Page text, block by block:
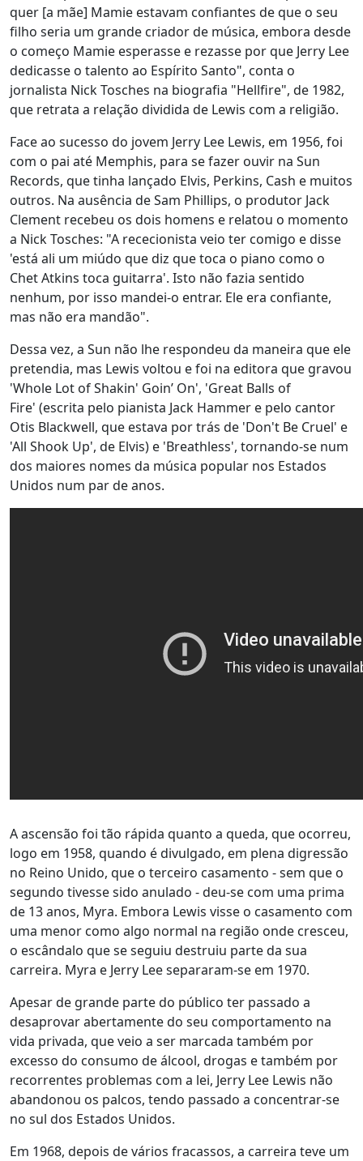
quer [a mãe] Mamie estavam confiantes de que o seu
filho seria um grande criador de música, embora desde
o começo Mamie esperasse e rezasse por que Jerry Lee
dedicasse o talento ao Espírito Santo", conta o
jornalista Nick Tosches na biografia "Hellfire", de 1982,
que retrata a relação dividida de Lewis com a religião.
Face ao sucesso do jovem Jerry Lee Lewis, em 1956, foi
com o pai até Memphis, para se fazer ouvir na Sun
Records, que tinha lançado Elvis, Perkins, Cash e muitos
outros. Na ausência de Sam Phillips, o produtor Jack
Clement recebeu os dois homens e relatou o momento
a Nick Tosches: "A rececionista veio ter comigo e disse
'está ali um miúdo que diz que toca o piano como o
Chet Atkins toca guitarra'. Isto não fazia sentido
nenhum, por isso mandei-o entrar. Ele era confiante,
mas não era mandão".
Dessa vez, a Sun não lhe respondeu da maneira que ele
pretendia, mas Lewis voltou e foi na editora que gravou
'Whole Lot of Shakin' Goin’ On', 'Great Balls of
Fire' (escrita pelo pianista Jack Hammer e pelo cantor
Otis Blackwell, que estava por trás de 'Don't Be Cruel' e
'All Shook Up', de Elvis) e 'Breathless', tornando-se num
dos maiores nomes da música popular nos Estados
Unidos num par de anos.
A ascensão foi tão rápida quanto a queda, que ocorreu,
logo em 1958, quando é divulgado, em plena digressão
no Reino Unido, que o terceiro casamento - sem que o
segundo tivesse sido anulado - deu-se com uma prima
de 13 anos, Myra. Embora Lewis visse o casamento com
uma menor como algo normal na região onde cresceu,
o escândalo que se seguiu destruiu parte da sua
carreira. Myra e Jerry Lee separaram-se em 1970.
Apesar de grande parte do público ter passado a
desaprovar abertamente do seu comportamento na
vida privada, que veio a ser marcada também por
excesso do consumo de álcool, drogas e também por
recorrentes problemas com a lei, Jerry Lee Lewis não
abandonou os palcos, tendo passado a concentrar-se
no sul dos Estados Unidos.
Em 1968, depois de vários fracassos, a carreira teve um